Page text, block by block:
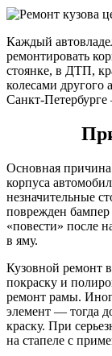
Каждый
ремонтировать
стоянке, в ДТП,
колесами другого
Санкт-Петербурге
Основная
корпуса
незначительные
поврежден
«повести» после
в яму.
Кузовной ремонт
покраску и
ремонт рамы.
элемент — тогда
краску. При
на стапеле с